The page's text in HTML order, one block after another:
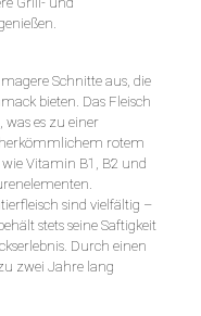
Schnitte aus, die
bieten. Das Fleisch
es zu einer
rotem
Vitamin B1, B2 und
sind vielfältig –
stets seine Saftigkeit
Durch einen
zwei Jahre lang